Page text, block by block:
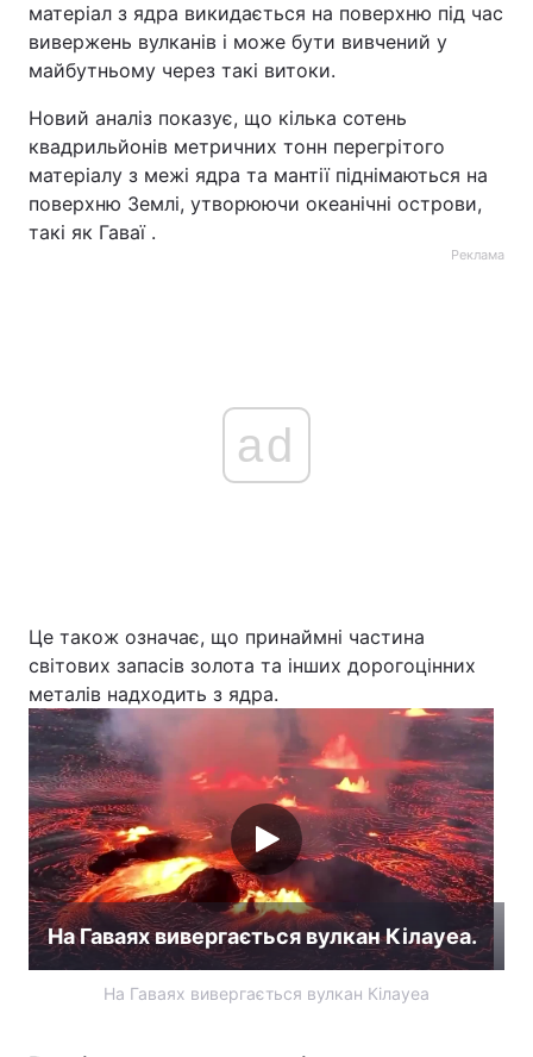
матеріал з ядра викидається на поверхню під час
вивержень вулканів і може бути вивчений у
майбутньому через такі витоки.
Новий аналіз показує, що кілька сотень
квадрильйонів метричних тонн перегрітого
матеріалу з межі ядра та мантії піднімаються на
поверхню Землі, утворюючи океанічні острови,
такі як Гаваї .
Реклама
ad
Це також означає, що принаймні частина
світових запасів золота та інших дорогоцінних
металів надходить з ядра.
На Гаваях вивергається вулкан Кілауеа.
На Гаваях вивергається вулкан Кілауеа